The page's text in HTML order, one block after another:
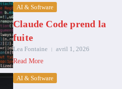
AI & Software
Claude Code prend la
fuite
Lea Fontaine
avril 1, 2026
Read More
AI & Software